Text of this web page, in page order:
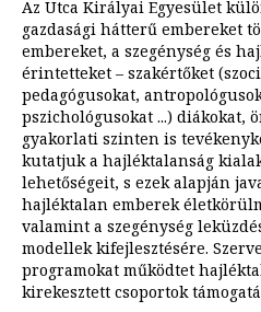
Az Utca Királyai Egyesület
gazdasági hátterű embereket
embereket, a szegénység és
érintetteket – szakértőket
pedagógusokat,
pszichológusokat ...) diákokat,
gyakorlati szinten is
kutatjuk a hajléktalanság
lehetőségeit, s ezek alapján
hajléktalan emberek
valamint a szegénység
modellek kifejlesztésére.
programokat működtet
kirekesztett csoportok